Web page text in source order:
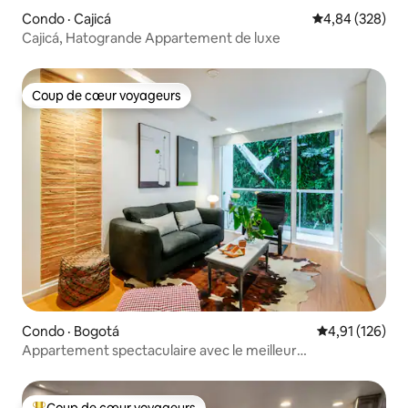
Condo · Cajicá Note
4,84 (328)
Cajicá, Hatogrande Appartement de luxe
Coup de cœur voyageurs
Coup de cœur voyageurs
Condo · Bogotá Note
4,91 (126)
Appartement spectaculaire avec le meilleur